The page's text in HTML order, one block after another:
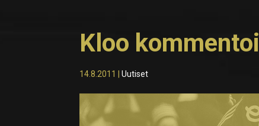
Kloo kommentoi
14.8.2011 |Uutiset